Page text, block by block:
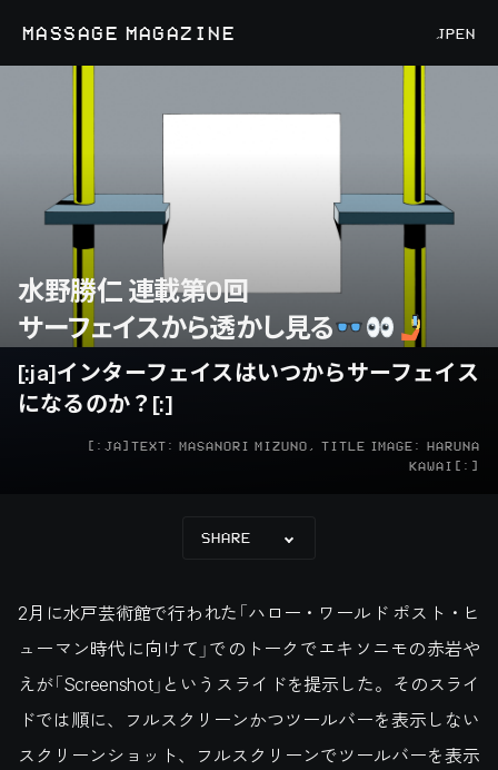
MASSAGE MAGAZINE JPEN
水野勝仁 連載第0回
サーフェイスから透かし見る
[:ja]インターフェイスはいつからサーフェイス
になるのか？[:]
[:JA]TEXT: MASANORI MIZUNO, TITLE IMAGE: HARUNA
KAWAI[:]
SHARE
2月に水戸芸術館で行われた「ハロー・ワールド ポスト・ヒ
ューマン時代に向けて」でのトークでエキソニモの赤岩や
えが「Screenshot」というスライドを提示した。そのスライ
ドでは順に、フルスクリーンかつツールバーを表示しない
スクリーンショット、フルスクリーンでツールバーを表示